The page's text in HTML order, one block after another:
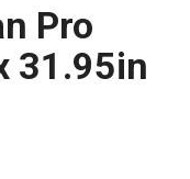
Pro
31.95in